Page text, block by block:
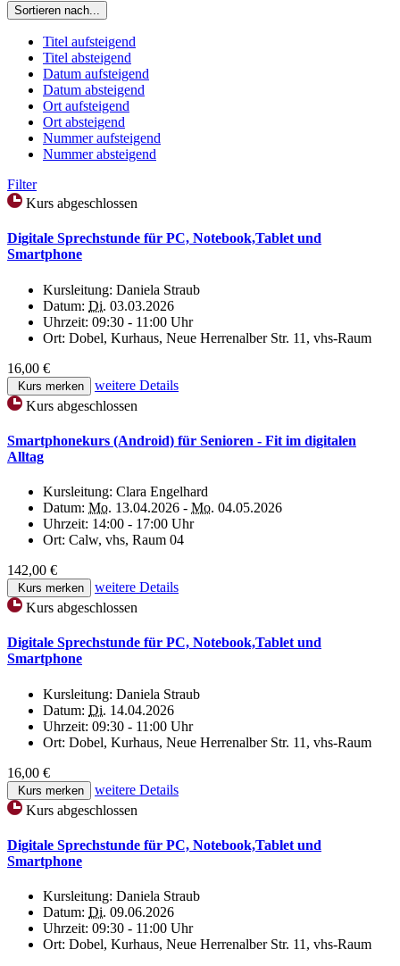
Sortieren nach...
Titel aufsteigend
Titel absteigend
Datum aufsteigend
Datum absteigend
Ort aufsteigend
Ort absteigend
Nummer aufsteigend
Nummer absteigend
Filter
Kurs abgeschlossen
Digitale Sprechstunde für PC, Notebook,Tablet und
Smartphone
Kursleitung: Daniela Straub
Datum: Di. 03.03.2026
Uhrzeit: 09:30 - 11:00 Uhr
Ort: Dobel, Kurhaus, Neue Herrenalber Str. 11, vhs-Raum
16,00 €
Kurs merken
weitere Details
Kurs abgeschlossen
Smartphonekurs (Android) für Senioren - Fit im digitalen
Alltag
Kursleitung: Clara Engelhard
Datum: Mo. 13.04.2026 - Mo. 04.05.2026
Uhrzeit: 14:00 - 17:00 Uhr
Ort: Calw, vhs, Raum 04
142,00 €
Kurs merken
weitere Details
Kurs abgeschlossen
Digitale Sprechstunde für PC, Notebook,Tablet und
Smartphone
Kursleitung: Daniela Straub
Datum: Di. 14.04.2026
Uhrzeit: 09:30 - 11:00 Uhr
Ort: Dobel, Kurhaus, Neue Herrenalber Str. 11, vhs-Raum
16,00 €
Kurs merken
weitere Details
Kurs abgeschlossen
Digitale Sprechstunde für PC, Notebook,Tablet und
Smartphone
Kursleitung: Daniela Straub
Datum: Di. 09.06.2026
Uhrzeit: 09:30 - 11:00 Uhr
Ort: Dobel, Kurhaus, Neue Herrenalber Str. 11, vhs-Raum